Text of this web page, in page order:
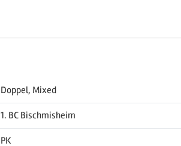
Doppel, Mixed
1. BC Bischmisheim
PK